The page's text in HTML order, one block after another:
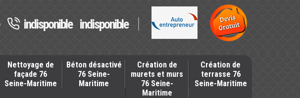
indisponible indisponible
Nettoyage de
façade 76
Seine-Maritime
Béton désactivé
76 Seine-
Maritime
Création de
murets et murs
76 Seine-
Maritime
Création de
terrasse 76
Seine-Maritime